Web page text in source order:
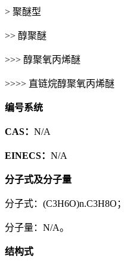
> 聚醚型
>> 醇聚醚
>>> 醇聚氧丙烯醚
>>>> 直链烷醇聚氧丙烯醚
编号系统
CAS： N/A
EINECS： N/A
分子式及分子量
分子式：(C3H6O)n.C3H8O；
分子量：N/A。
结构式